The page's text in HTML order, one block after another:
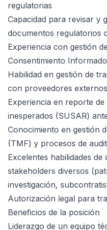
regulatorias
Capacidad para revisar y
documentos regulatorios
Experiencia con gestión
Consentimiento
Habilidad en gestión de
con proveedores externos
Experiencia en reporte
inesperados (SUSAR)
Conocimiento en gestión
(TMF) y procesos de
Excelentes habilidades
stakeholders diversos
investigación,
Autorización legal para
Beneficios de la posición
Liderazgo de un equipo